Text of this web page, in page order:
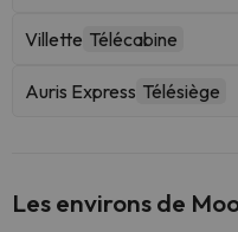
Villette Télécabine
Auris Express Télésiège
Les environs de